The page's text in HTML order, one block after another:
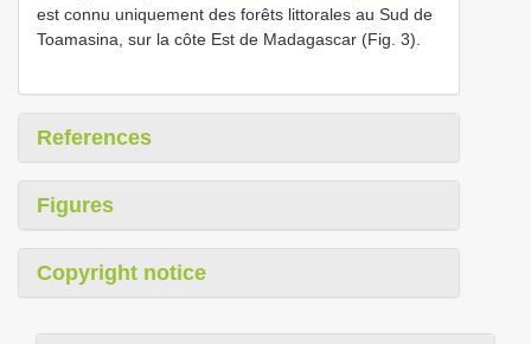
est connu uniquement des forêts littorales au Sud de
Toamasina, sur la côte Est de Madagascar (Fig. 3).
References
Figures
Copyright notice